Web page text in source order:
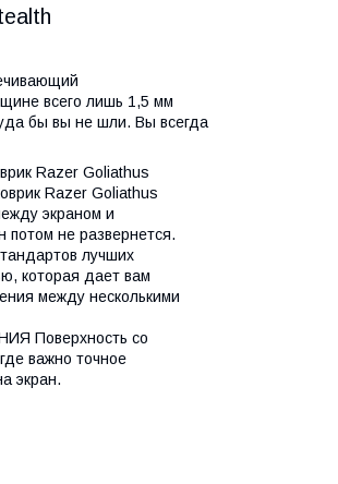
всего лишь 1,5 мм
бы вы не шли. Вы всегда
Razer Goliathus
Razer Goliathus
экраном и
потом не развернется.
лучших
которая дает вам
между несколькими
Поверхность со
важно точное
экран.